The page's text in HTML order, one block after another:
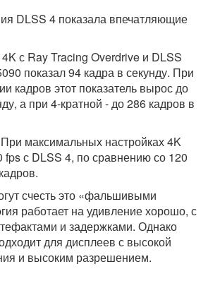
DLSS 4 показала впечатляющие
с Ray Tracing Overdrive и DLSS
показал 94 кадра в секунду. При
кадров этот показатель вырос до
а при 4-кратной - до 286 кадров в
максимальных настройках 4K
fps с DLSS 4, по сравнению со 120
счесть это «фальшивыми
работает на удивление хорошо, с
и задержками. Однако
для дисплеев с высокой
и высоким разрешением.